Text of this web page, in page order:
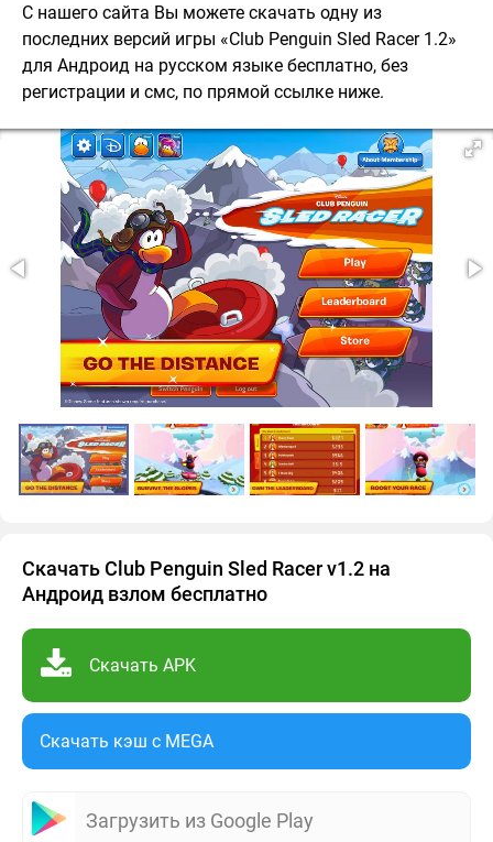
С нашего сайта Вы можете скачать одну из
последних версий игры «Club Penguin Sled Racer 1.2»
для Андроид на русском языке бесплатно, без
регистрации и смс, по прямой ссылке ниже.
Скачать Club Penguin Sled Racer v1.2 на
Андроид взлом бесплатно
Скачать APK
Скачать кэш c MEGA
Загрузить из Google Play